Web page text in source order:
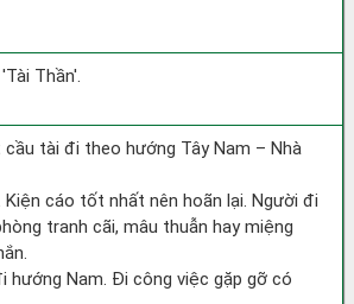
Thần'.
tài đi theo hướng Tây Nam – Nhà
cáo tốt nhất nên hoãn lại. Người đi
tranh cãi, mâu thuẫn hay miệng
hướng Nam. Đi công việc gặp gỡ có